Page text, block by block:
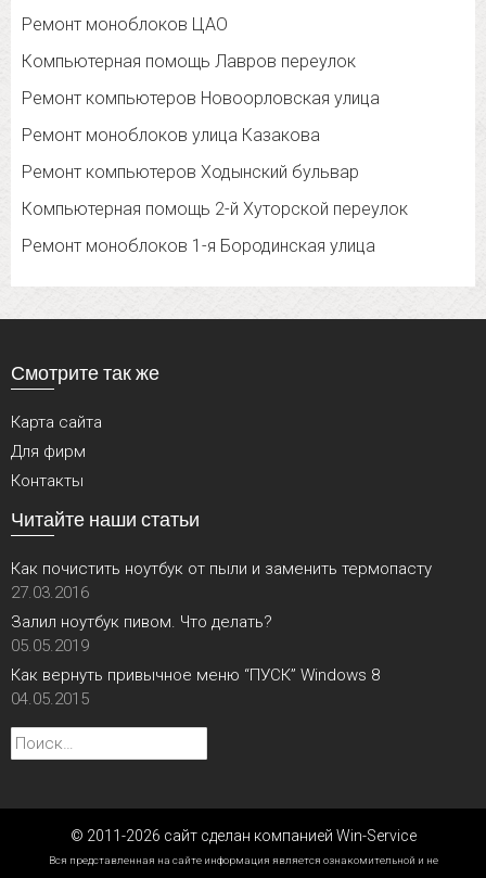
Ремонт моноблоков ЦАО
Компьютерная помощь Лавров переулок
Ремонт компьютеров Новоорловская улица
Ремонт моноблоков улица Казакова
Ремонт компьютеров Ходынский бульвар
Компьютерная помощь 2-й Хуторской переулок
Ремонт моноблоков 1-я Бородинская улица
Смотрите так же
Карта сайта
Для фирм
Контакты
Читайте наши статьи
Как почистить ноутбук от пыли и заменить термопасту
27.03.2016
Залил ноутбук пивом. Что делать?
05.05.2019
Как вернуть привычное меню “ПУСК” Windows 8
04.05.2015
Найти:
© 2011-2026 сайт сделан компанией Win-Service
Вся представленная на сайте информация является ознакомительной и не